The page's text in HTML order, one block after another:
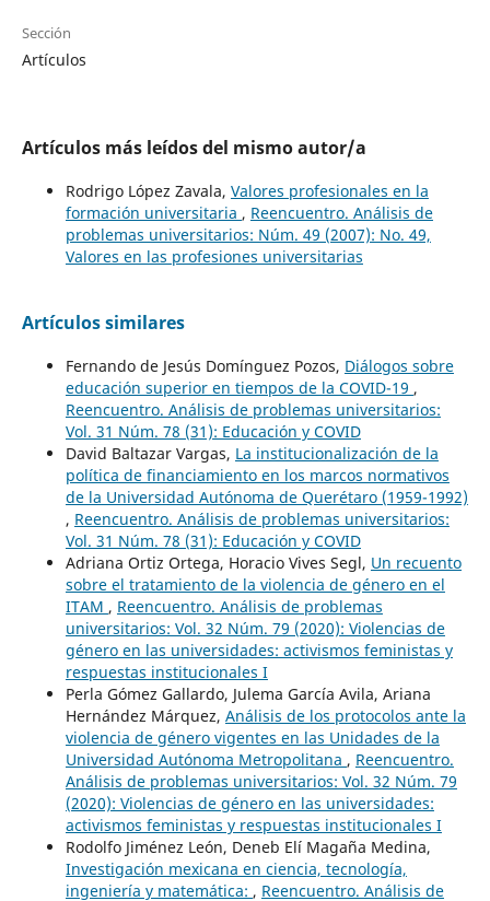
Sección
Artículos
Artículos más leídos del mismo autor/a
Rodrigo López Zavala, Valores profesionales en la
formación universitaria , Reencuentro. Análisis de
problemas universitarios: Núm. 49 (2007): No. 49,
Valores en las profesiones universitarias
Artículos similares
Fernando de Jesús Domínguez Pozos, Diálogos sobre
educación superior en tiempos de la COVID-19 ,
Reencuentro. Análisis de problemas universitarios:
Vol. 31 Núm. 78 (31): Educación y COVID
David Baltazar Vargas, La institucionalización de la
política de financiamiento en los marcos normativos
de la Universidad Autónoma de Querétaro (1959-1992)
, Reencuentro. Análisis de problemas universitarios:
Vol. 31 Núm. 78 (31): Educación y COVID
Adriana Ortiz Ortega, Horacio Vives Segl, Un recuento
sobre el tratamiento de la violencia de género en el
ITAM , Reencuentro. Análisis de problemas
universitarios: Vol. 32 Núm. 79 (2020): Violencias de
género en las universidades: activismos feministas y
respuestas institucionales I
Perla Gómez Gallardo, Julema García Avila, Ariana
Hernández Márquez, Análisis de los protocolos ante la
violencia de género vigentes en las Unidades de la
Universidad Autónoma Metropolitana , Reencuentro.
Análisis de problemas universitarios: Vol. 32 Núm. 79
(2020): Violencias de género en las universidades:
activismos feministas y respuestas institucionales I
Rodolfo Jiménez León, Deneb Elí Magaña Medina,
Investigación mexicana en ciencia, tecnología,
ingeniería y matemática: , Reencuentro. Análisis de